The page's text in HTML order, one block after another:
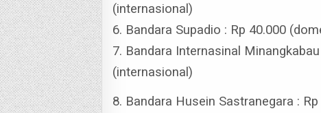
(internasional)
6. Bandara Supadio : Rp 40.000
7. Bandara Internasinal
(internasional)
8. Bandara Husein Sastranegara :